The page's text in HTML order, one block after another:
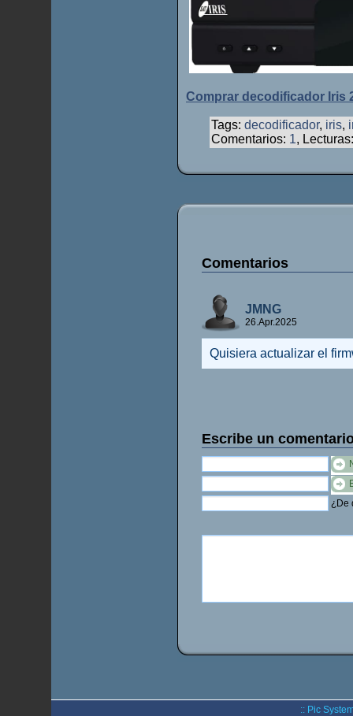
Comprar decodificador Iris
Tags: decodificador, iris,
Comentarios: 1,
Comentarios
JMNG
26.Apr.2025
Quisiera actualizar el
Escribe un
¿De
:: Pic